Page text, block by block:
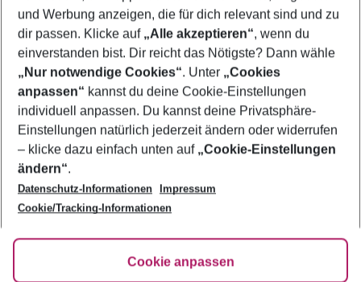
Pauschalreisen Funchal
Footer
Footer navigation
Über uns
AGB
Bestpreisgarantie
Cookie-Einstellungen ändern
Cookie-Richtlinie
Agenturbetreuung
Barrierefreies Reisen
HanseMerkur Reiseversicherung
Folge uns
und Werbung anzeigen, die für dich relevant sind und zu
dir passen. Klicke auf „Alle akzeptieren“, wenn du
einverstanden bist. Dir reicht das Nötigste? Dann wähle
„Nur notwendige Cookies“. Unter „Cookies
anpassen“ kannst du deine Cookie-Einstellungen
individuell anpassen. Du kannst deine Privatsphäre-
Einstellungen natürlich jederzeit ändern oder widerrufen
– klicke dazu einfach unten auf „Cookie-Einstellungen
ändern“.
Datenschutz-Informationen
Impressum
Cookie/Tracking-Informationen
Cookie anpassen